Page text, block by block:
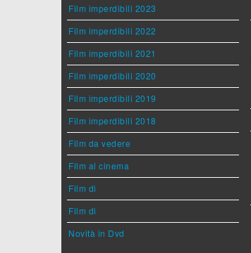
Film imperdibili 2023
Film imperdibili 2022
Film imperdibili 2021
Film imperdibili 2020
Film imperdibili 2019
Film imperdibili 2018
Film da vedere
Film al cinema
Film di
Film di
Novità in Dvd